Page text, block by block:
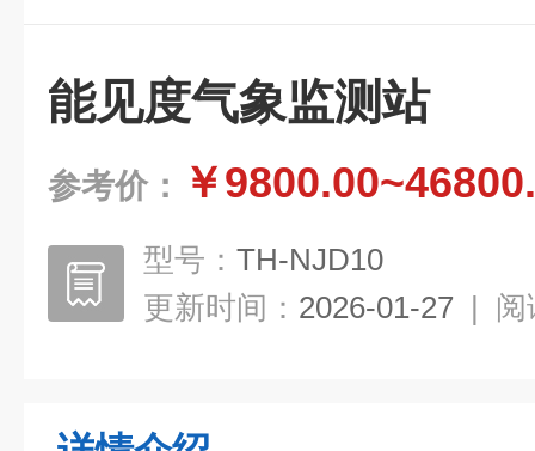
能见度气象监测站
参考价： ￥
型号： TH-NJD10
更新时间： 2026-01-27 | 阅